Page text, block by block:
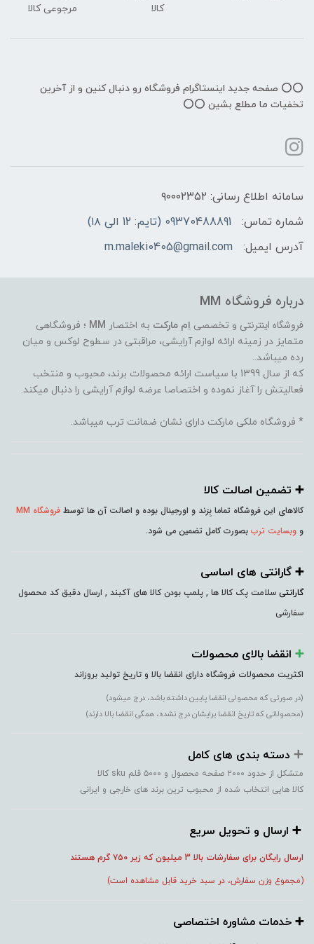
کالا
مرجوعی کالا
⭕️⭕️ صفحه جدید اینستاگرام فروشگاه رو دنبال کنین و از آخرین
تخفیات ما مطلع بشین ⭕️⭕️
سامانه اطلاع رسانی: ۹۰۰۰۲۳۵۲
شماره تماس:
09370488891 (تایم: 12 الی ۱۸)
آدرس ایمیل:
m.maleki0405@gmail.com
درباره فروشگاه MM
فروشگاه اینترنتی و تخصصی اِم مارکت به اختصار MM ؛ فروشگاهی
متمایز در زمینه ارائه لوازم آرایشی، مراقبتی در سطوح لوکس و میان
رده میباشد..
که از سال 1399 با سیاست ارائه محصولات برند، محبوب و منتخب
فعالیتش را آغاز نموده و اختصاصا عرضه لوازم آرایشی را دنبال میکند.
* فروشگاه ملکی مارکت دارای نشان ضمانت ترب میباشد.
➕️ تضمین اصالت کالا
کالاهای این فروشگاه تماما بِرَند و اورجینال بوده و اصالت آن ها توسط فروشگاه MM
و وبسایت ترب بصورت کامل تضمین می شود.
➕️ گارانتی های اساسی
گارانتی سلامت پک کالا ها , پلمپ بودن کالا های آکبند , ارسال دقیق کد محصول
سفارشی
➕️ انقضا بالای محصولات
اکثریت محصولات فروشگاه دارای انقضا بالا و تاریخ تولید بروزاند
(در صورتی که محصولی انقضا پایین داشته باشد، درج میشود)
(محصولاتی که تاریخ انقضا برایشان درج نشده، همگی انقضا بالا دارند)
➕️ دسته بندی های کامل
متشکل از حدود ۲۰۰۰ صفحه محصول و ۵۰۰۰ قلم sku کالا
کالا هایی انتخاب شده از محبوب ترین برند های خارجی و ایرانی
➕️ ارسال و تحویل سریع
ارسال رایگان برای سفارشات بالا 3 میلیون که زیر ۷۵۰ گرم هستند
(مجموع وزن سفارش، در سبد خرید قابل مشاهده است)
➕️ خدمات مشاوره اختصاصی